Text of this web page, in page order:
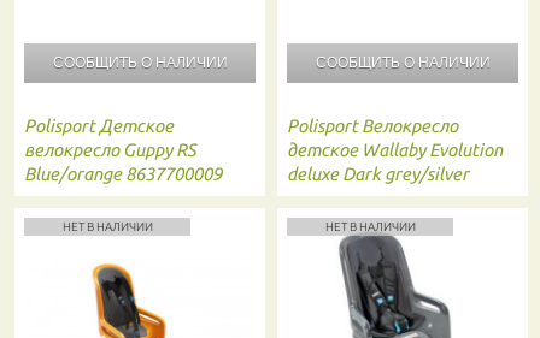
СООБЩИТЬ О НАЛИЧИИ
Polisport Детское
велокресло Guppy RS
Blue/orange 8637700009
СООБЩИТЬ О НАЛИЧИИ
Polisport Велокресло
детское Wallaby Evolution
deluxe Dark grey/silver
8633200002
НЕТ В НАЛИЧИИ НЕТ В НАЛИЧИИ